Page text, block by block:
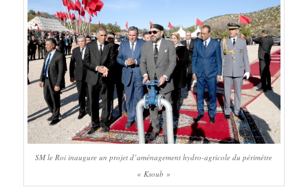
SM le Roi inaugure un projet d’aménagement hydro-agricole du périmètre
« Ksoub »